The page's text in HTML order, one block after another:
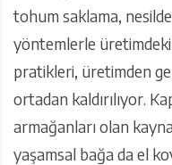
tohum saklama,
yöntemlerle
pratikleri, üretimden
ortadan kaldırılıyor.
armağanları olan
yaşamsal bağa da el